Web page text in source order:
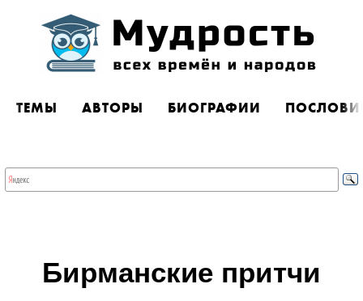
ТЕМЫ АВТОРЫ БИОГРАФИИ
Бирманские притчи